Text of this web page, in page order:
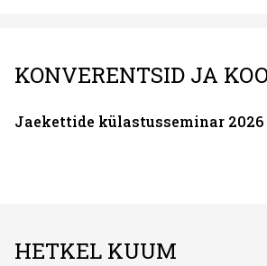
KONVERENTSID JA
Jaekettide külastusseminar 2026
HETKEL KUUM